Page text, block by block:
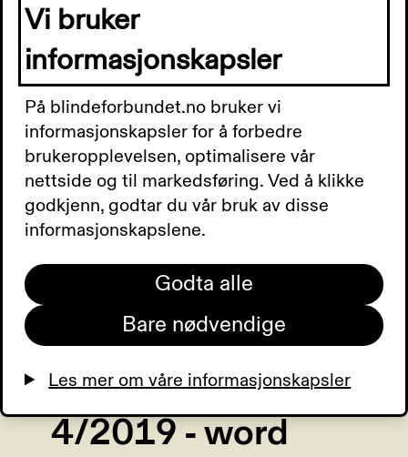
Nr. 4/2019
Synspunkt nr.
4/2019 - lyd
Synspunkt nr.
4/2019 - pdf
Synspunkt nr.
4/2019 - word
Vi bruker
informasjonskapsler
På blindeforbundet.no bruker vi
informasjonskapsler for å forbedre
brukeropplevelsen, optimalisere vår
nettside og til markedsføring. Ved å klikke
godkjenn, godtar du vår bruk av disse
informasjonskapslene.
Godta alle
Bare nødvendige
Les mer om våre informasjonskapsler